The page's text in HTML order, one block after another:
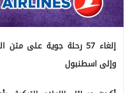
إلغاء 57 رحلة جوية على
وإلى اسطنبول